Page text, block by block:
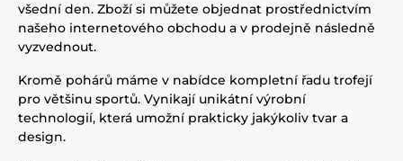
všední den. Zboží si můžete objednat prostřednictvím
našeho internetového obchodu a v prodejně následně
vyzvednout.
Kromě pohárů máme v nabídce kompletní řadu trofejí
pro většinu sportů. Vynikají unikátní výrobní
technologií, která umožní prakticky jakýkoliv tvar a
design.